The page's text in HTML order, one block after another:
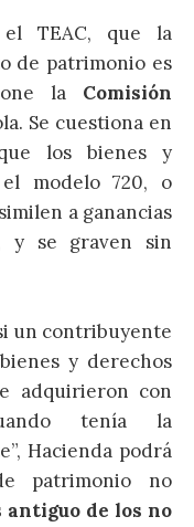
TEAC, que la
de patrimonio es
la Comisión
Se cuestiona en
los bienes y
modelo 720, o
a ganancias
y se graven sin
un contribuyente
y derechos
adquirieron con
tenía la
Hacienda podrá
patrimonio no
de los no